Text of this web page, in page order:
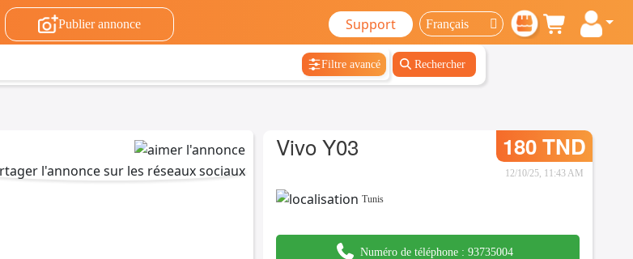
Publier annonce Support
Filtre avancé Rechercher
Vivo Y03 180 TND
12/10/25, 11:43 AM
Tunis
Numéro de téléphone : 93735004